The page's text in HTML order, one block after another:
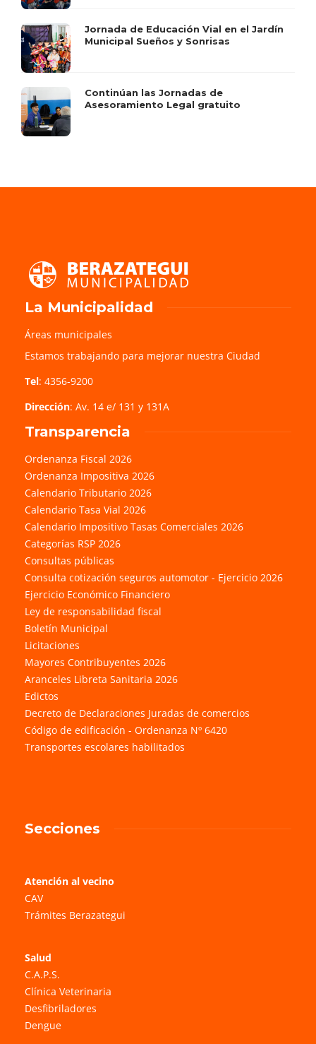
Jornada de Educación Vial en el Jardín
Municipal Sueños y Sonrisas
Continúan las Jornadas de
Asesoramiento Legal gratuito
La Municipalidad
Áreas municipales
Estamos trabajando para mejorar nuestra Ciudad
Tel: 4356-9200
Dirección: Av. 14 e/ 131 y 131A
Transparencia
Ordenanza Fiscal 2026
Ordenanza Impositiva 2026
Calendario Tributario 2026
Calendario Tasa Vial 2026
Calendario Impositivo Tasas Comerciales 2026
Categorías RSP 2026
Consultas públicas
Consulta cotización seguros automotor - Ejercicio 2026
Ejercicio Económico Financiero
Ley de responsabilidad fiscal
Boletín Municipal
Licitaciones
Mayores Contribuyentes 2026
Aranceles Libreta Sanitaria 2026
Edictos
Decreto de Declaraciones Juradas de comercios
Código de edificación - Ordenanza Nº 6420
Transportes escolares habilitados
Secciones
Atención al vecino
CAV
Trámites Berazategui
Salud
C.A.P.S.
Clínica Veterinaria
Desfibriladores
Dengue